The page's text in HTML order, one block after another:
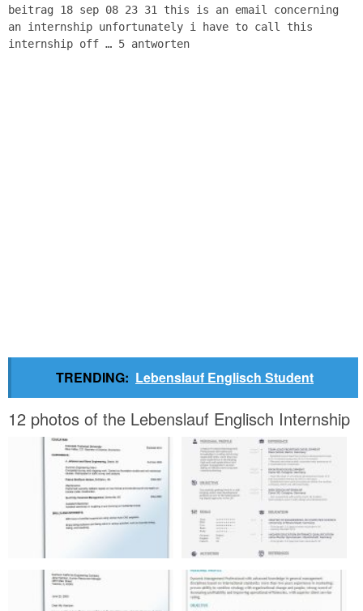
beitrag 18 sep 08 23 31 this is an email concerning
an internship unfortunately i have to call this
internship off … 5 antworten
TRENDING: Lebenslauf Englisch Student
12 photos of the Lebenslauf Englisch Internship